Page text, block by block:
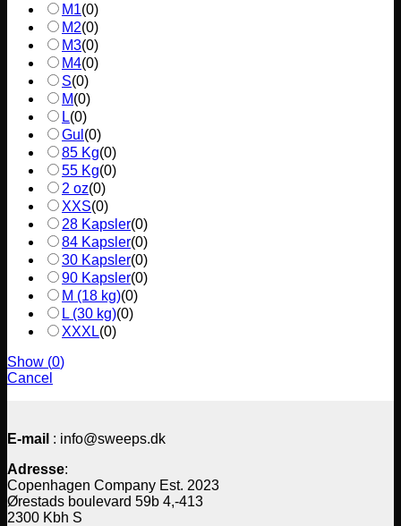
M1(0)
M2(0)
M3(0)
M4(0)
S(0)
M(0)
L(0)
Gul (0)
85 Kg(0)
55 Kg(0)
2 oz(0)
XXS(0)
28 Kapsler(0)
84 Kapsler(0)
30 Kapsler(0)
90 Kapsler(0)
M (18 kg)(0)
L (30 kg)(0)
XXXL(0)
Show (0)
Cancel
E-mail : info@sweeps.dk
Adresse:
Copenhagen Company Est. 2023
Ørestads boulevard 59b 4,-413
2300 Kbh S